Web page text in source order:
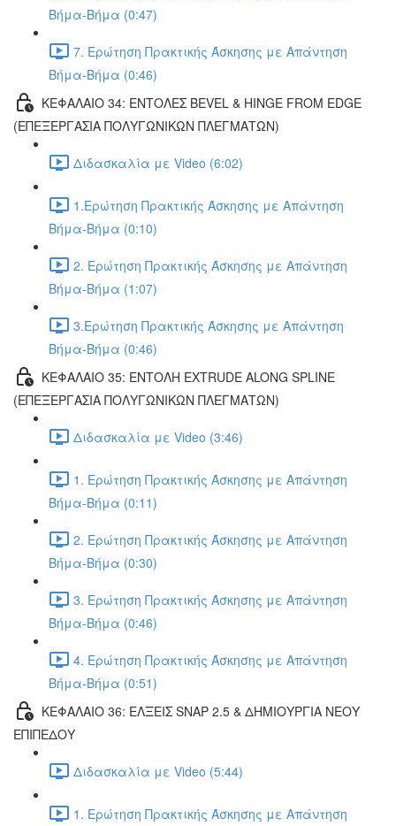
Βήμα-Βήμα (0:47)
7. Ερώτηση Πρακτικής Άσκησης με Απάντηση
Βήμα-Βήμα (0:46)
ΚΕΦΑΛΑΙΟ 34: ΕΝΤΟΛΕΣ BEVEL & HINGE FROM EDGE
(ΕΠΕΞΕΡΓΑΣΙΑ ΠΟΛΥΓΩΝΙΚΩΝ ΠΛΕΓΜΑΤΩΝ)
Διδασκαλία με Video (6:02)
1.Ερώτηση Πρακτικής Άσκησης με Απάντηση
Βήμα-Βήμα (0:10)
2. Ερώτηση Πρακτικής Άσκησης με Απάντηση
Βήμα-Βήμα (1:07)
3.Ερώτηση Πρακτικής Άσκησης με Απάντηση
Βήμα-Βήμα (0:46)
ΚΕΦΑΛΑΙΟ 35: ΕΝΤΟΛΗ EXTRUDE ALONG SPLINE
(ΕΠΕΞΕΡΓΑΣΙΑ ΠΟΛΥΓΩΝΙΚΩΝ ΠΛΕΓΜΑΤΩΝ)
Διδασκαλία με Video (3:46)
1. Ερώτηση Πρακτικής Άσκησης με Απάντηση
Βήμα-Βήμα (0:11)
2. Ερώτηση Πρακτικής Άσκησης με Απάντηση
Βήμα-Βήμα (0:30)
3. Ερώτηση Πρακτικής Άσκησης με Απάντηση
Βήμα-Βήμα (0:46)
4. Ερώτηση Πρακτικής Άσκησης με Απάντηση
Βήμα-Βήμα (0:51)
ΚΕΦΑΛΑΙΟ 36: ΕΛΞΕΙΣ SNAP 2.5 & ΔΗΜΙΟΥΡΓΙΑ ΝΕΟΥ
ΕΠΙΠΕΔΟΥ
Διδασκαλία με Video (5:44)
1. Ερώτηση Πρακτικής Άσκησης με Απάντηση